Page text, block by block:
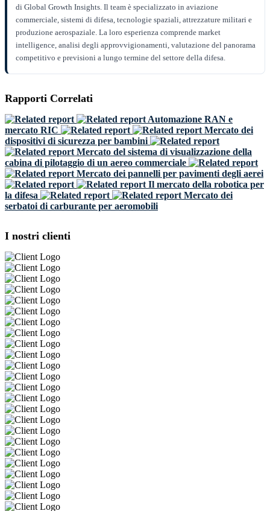
di Global Growth Insights. Il team è specializzato in aviazione
commerciale, sistemi di difesa, tecnologie spaziali, attrezzature militari e
produzione aerospaziale. La loro esperienza comprende market
intelligence, analisi degli approvvigionamenti, valutazione del panorama
competitivo e previsioni a lungo termine del settore della difesa.
Rapporti Correlati
Automazione RAN e
mercato RIC
Mercato dei
dispositivi di sicurezza per bambini
Mercato del sistema di visualizzazione della
cabina di pilotaggio di un aereo commerciale
Mercato dei pannelli per pavimenti degli aerei
Il mercato della robotica per
la difesa
Mercato dei
serbatoi di carburante per aeromobili
I nostri clienti